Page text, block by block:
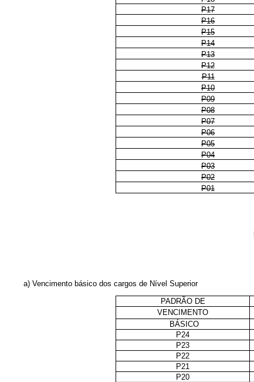
P17
P16
P15
P14
P13
P12
P11
P10
P09
P08
P07
P06
P05
P04
P03
P02
P01
a) Vencimento básico dos cargos de Nível Superior
PADRÃO DE
VENCIMENTO
BÁSICO
P24
P23
P22
P21
P20